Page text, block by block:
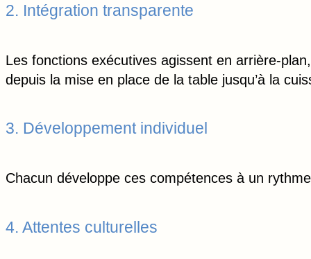
2. Intégration transparente
Les fonctions exécutives agissent en arrière-
depuis la mise en place de la table jusqu’à la
3. Développement individuel
Chacun développe ces compétences à un
4. Attentes culturelles